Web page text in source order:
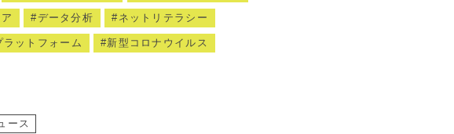
データ分析 ネットリテラシー
ラットフォーム 新型コロナウイルス
ース